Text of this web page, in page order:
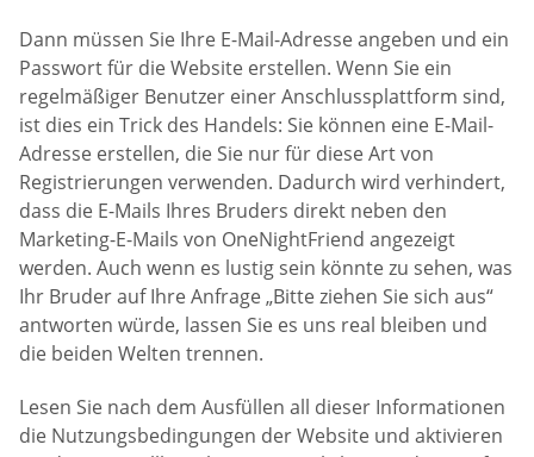
Dann müssen Sie Ihre E-Mail-Adresse angeben und ein
Passwort für die Website erstellen. Wenn Sie ein
regelmäßiger Benutzer einer Anschlussplattform sind,
ist dies ein Trick des Handels: Sie können eine E-Mail-
Adresse erstellen, die Sie nur für diese Art von
Registrierungen verwenden. Dadurch wird verhindert,
dass die E-Mails Ihres Bruders direkt neben den
Marketing-E-Mails von OneNightFriend angezeigt
werden. Auch wenn es lustig sein könnte zu sehen, was
Ihr Bruder auf Ihre Anfrage „Bitte ziehen Sie sich aus“
antworten würde, lassen Sie es uns real bleiben und
die beiden Welten trennen.
Lesen Sie nach dem Ausfüllen all dieser Informationen
die Nutzungsbedingungen der Website und aktivieren